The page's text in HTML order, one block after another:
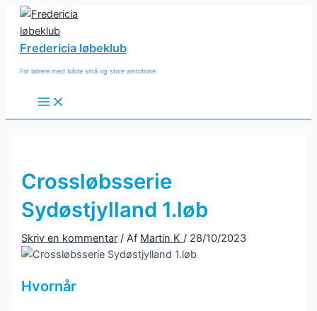
indholdet
Fredericia løbeklub
For løbere med både små og store ambitione
Main
Menu
Crossløbsserie
Sydøstjylland 1.løb
Skriv en kommentar / Af Martin K/ 28/10/2023
Hvornår